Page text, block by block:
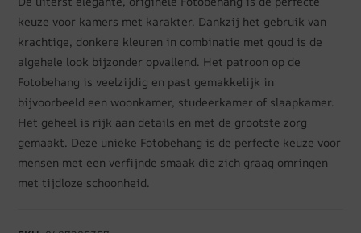
keuze voor kamers met karakter. Dankzij het gebruik van
krachtige, donkere kleuren in combinatie met goud is de
algehele look bijzonder opvallend. Het patroon op de
Fotobehang is veelzijdig en past gemakkelijk in
bijvoorbeeld een woonkamer, studeerkamer of slaapkamer.
Het geheel is rijk aan details en met de grootste zorg
gemaakt. Deze unieke Fotobehang is de perfecte keuze voor
mensen met een verfijnde smaak die zich graag omringen
met tijdloze schoonheid.